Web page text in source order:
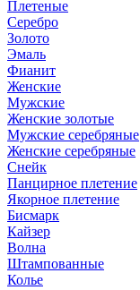
Плетеные
Серебро
Золото
Эмаль
Фианит
Женские
Мужские
Женские золотые
Мужские серебряные
Женские серебряные
Снейк
Панцирное плетение
Якорное плетение
Бисмарк
Кайзер
Волна
Штампованные
Колье